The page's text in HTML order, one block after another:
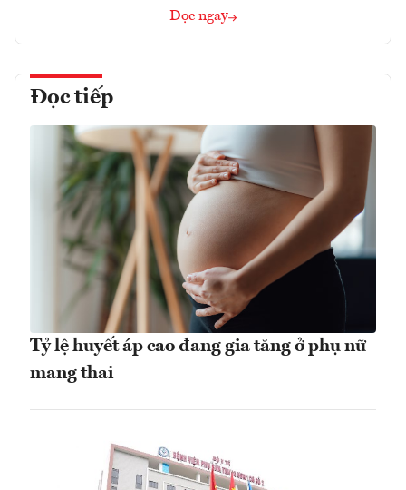
Đọc ngay
Đọc tiếp
Tỷ lệ huyết áp cao đang gia tăng ở phụ nữ
mang thai